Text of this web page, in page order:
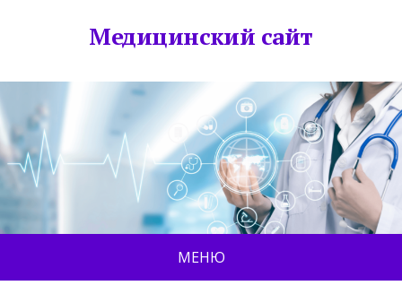
Медицинский сайт
МЕНЮ